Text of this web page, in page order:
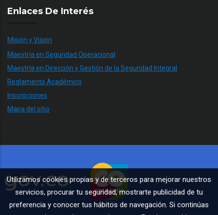
Enlaces De Interés
Misión y Visión
Maestría en Seguridad Operacional
Maestría en Dirección y Gestión de la Seguridad Integral
Reglamento Académico
Inscripciones
Mapa del sitio
Utilizamos cookies propias y de terceros para mejorar nuestros
servicios, procurar tu seguridad, mostrarte publicidad de tu
preferencia y conocer tus hábitos de navegación. Si continúas